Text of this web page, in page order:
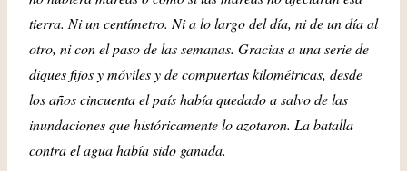
tierra. Ni un centímetro. Ni a lo largo del día, ni de un día al
otro, ni con el paso de las semanas. Gracias a una serie de
diques fijos y móviles y de compuertas kilométricas, desde
los años cincuenta el país había quedado a salvo de las
inundaciones que históricamente lo azotaron. La batalla
contra el agua había sido ganada.